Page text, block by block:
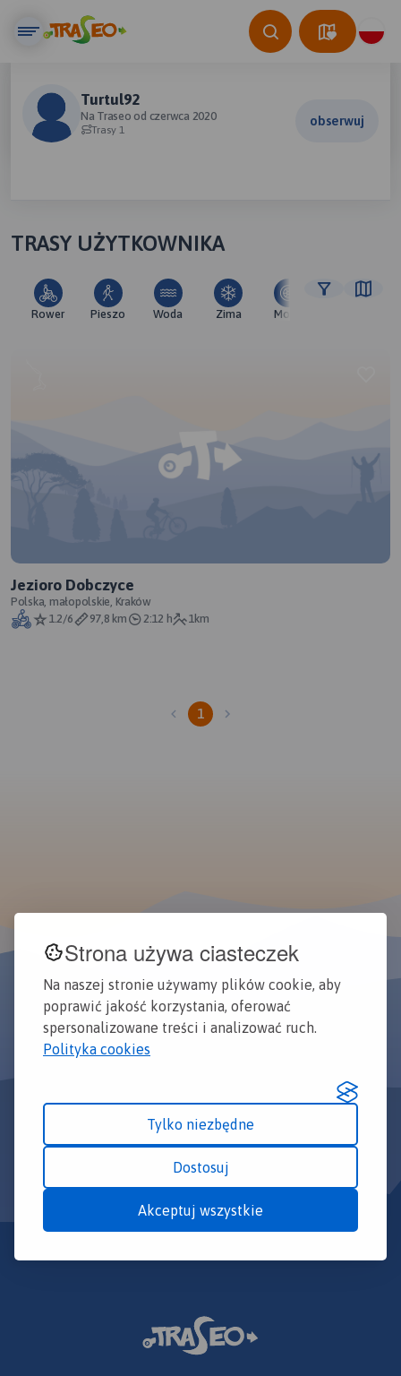
Strona używa ciasteczek
Na naszej stronie używamy plików cookie, aby
poprawić jakość korzystania, oferować
spersonalizowane treści i analizować ruch.
Polityka cookies
Tylko niezbędne
Dostosuj
Akceptuj wszystkie
Turtul92
Na Traseo od czerwca 2020
Trasy 1
obserwuj
TRASY UŻYTKOWNIKA
Rower Pieszo Woda Zima Moto
Jezioro Dobczyce
Polska, małopolskie, Kraków
1.2/6
97,8 km 2:12 h 1km
1